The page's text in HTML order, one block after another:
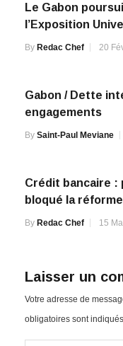
Le Gabon
l’Exposition
By Redac Chef 20
Gabon / Dette
engagements
By Saint-Paul Meviane
Crédit bancaire :
bloqué la réforme
By Redac Chef 15
Laisser un
Votre adresse de
obligatoires sont